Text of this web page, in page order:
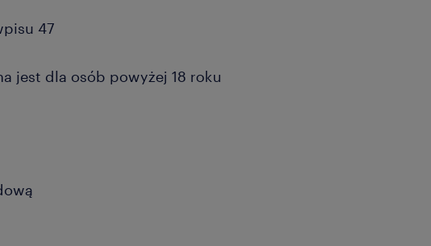
47
jest dla osób powyżej 18 roku